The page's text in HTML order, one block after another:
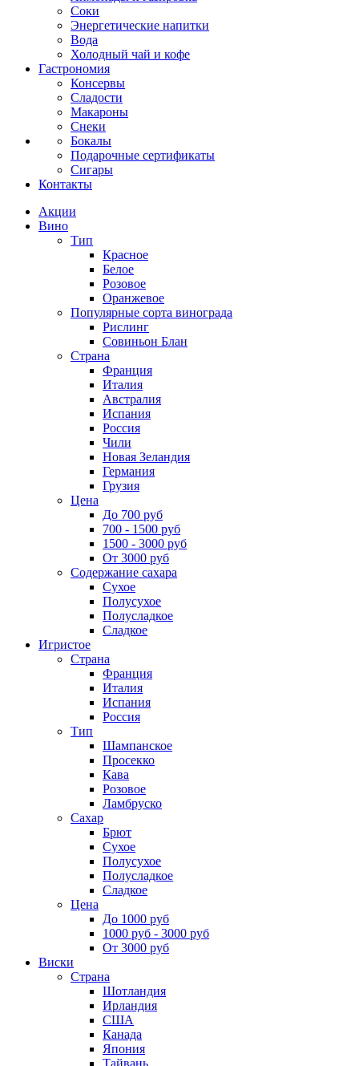
Соки
Энергетические напитки
Вода
Холодный чай и кофе
Гастрономия
Консервы
Сладости
Макароны
Снеки
Бокалы
Подарочные сертификаты
Сигары
Контакты
Акции
Вино
Тип
Красное
Белое
Розовое
Оранжевое
Популярные сорта винограда
Рислинг
Совиньон Блан
Страна
Франция
Италия
Австралия
Испания
Россия
Чили
Новая Зеландия
Германия
Грузия
Цена
До 700 руб
700 - 1500 руб
1500 - 3000 руб
От 3000 руб
Содержание сахара
Сухое
Полусухое
Полусладкое
Сладкое
Игристое
Страна
Франция
Италия
Испания
Россия
Тип
Шампанское
Просекко
Кава
Розовое
Ламбруско
Сахар
Брют
Сухое
Полусухое
Полусладкое
Сладкое
Цена
До 1000 руб
1000 руб - 3000 руб
От 3000 руб
Виски
Страна
Шотландия
Ирландия
США
Канада
Япония
Тайвань